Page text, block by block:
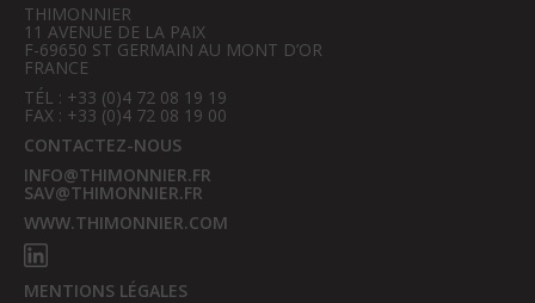
THIMONNIER
11 AVENUE DE LA PAIX
F-69650 ST GERMAIN AU MONT D’OR
FRANCE
TÉL : +33 (0)4 72 08 19 19
FAX : +33 (0)4 72 08 19 00
CONTACTEZ-NOUS
INFO@THIMONNIER.FR
SAV@THIMONNIER.FR
WWW.THIMONNIER.COM
MENTIONS LÉGALES